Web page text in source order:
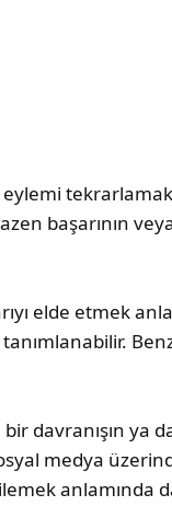
tekrarlamak
başarının
elde etmek
davranışın ya
medya
anlamında